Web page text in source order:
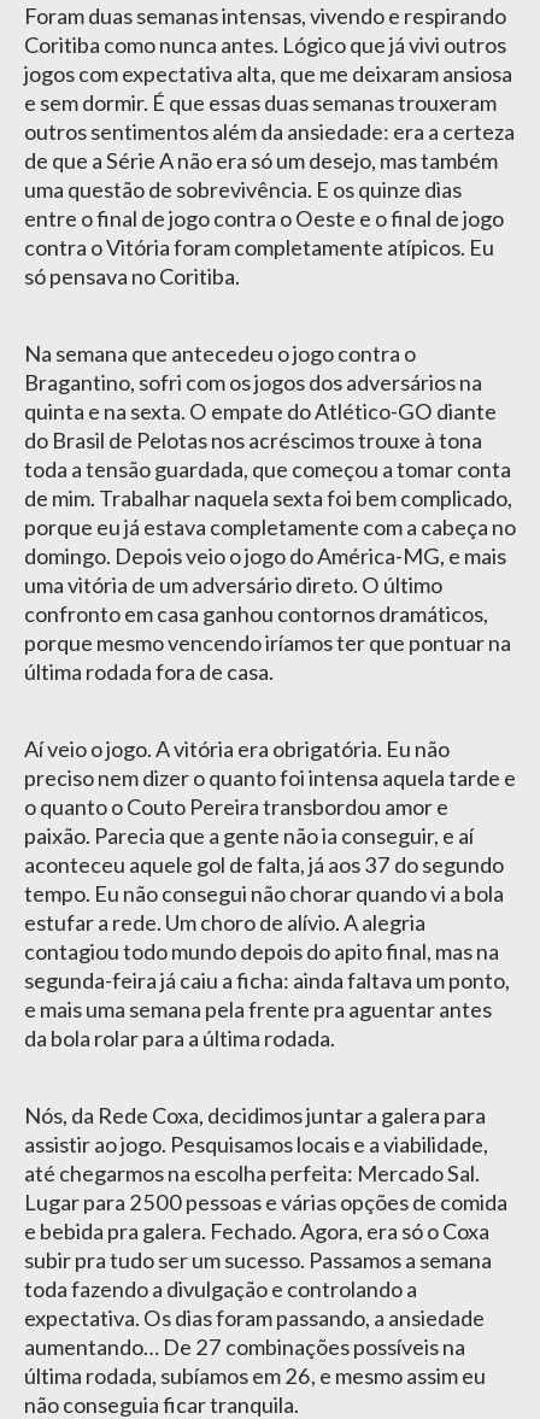
Foram duas semanas intensas, vivendo e respirando
Coritiba como nunca antes. Lógico que já vivi outros
jogos com expectativa alta, que me deixaram ansiosa
e sem dormir. É que essas duas semanas trouxeram
outros sentimentos além da ansiedade: era a certeza
de que a Série A não era só um desejo, mas também
uma questão de sobrevivência. E os quinze dias
entre o final de jogo contra o Oeste e o final de jogo
contra o Vitória foram completamente atípicos. Eu
só pensava no Coritiba.
Na semana que antecedeu o jogo contra o
Bragantino, sofri com os jogos dos adversários na
quinta e na sexta. O empate do Atlético-GO diante
do Brasil de Pelotas nos acréscimos trouxe à tona
toda a tensão guardada, que começou a tomar conta
de mim. Trabalhar naquela sexta foi bem complicado,
porque eu já estava completamente com a cabeça no
domingo. Depois veio o jogo do América-MG, e mais
uma vitória de um adversário direto. O último
confronto em casa ganhou contornos dramáticos,
porque mesmo vencendo iríamos ter que pontuar na
última rodada fora de casa.
Aí veio o jogo. A vitória era obrigatória. Eu não
preciso nem dizer o quanto foi intensa aquela tarde e
o quanto o Couto Pereira transbordou amor e
paixão. Parecia que a gente não ia conseguir, e aí
aconteceu aquele gol de falta, já aos 37 do segundo
tempo. Eu não consegui não chorar quando vi a bola
estufar a rede. Um choro de alívio. A alegria
contagiou todo mundo depois do apito final, mas na
segunda-feira já caiu a ficha: ainda faltava um ponto,
e mais uma semana pela frente pra aguentar antes
da bola rolar para a última rodada.
Nós, da Rede Coxa, decidimos juntar a galera para
assistir ao jogo. Pesquisamos locais e a viabilidade,
até chegarmos na escolha perfeita: Mercado Sal.
Lugar para 2500 pessoas e várias opções de comida
e bebida pra galera. Fechado. Agora, era só o Coxa
subir pra tudo ser um sucesso. Passamos a semana
toda fazendo a divulgação e controlando a
expectativa. Os dias foram passando, a ansiedade
aumentando… De 27 combinações possíveis na
última rodada, subíamos em 26, e mesmo assim eu
não conseguia ficar tranquila.